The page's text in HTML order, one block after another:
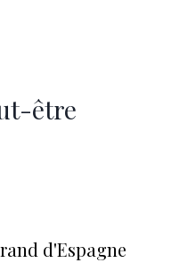
être
d'Espagne